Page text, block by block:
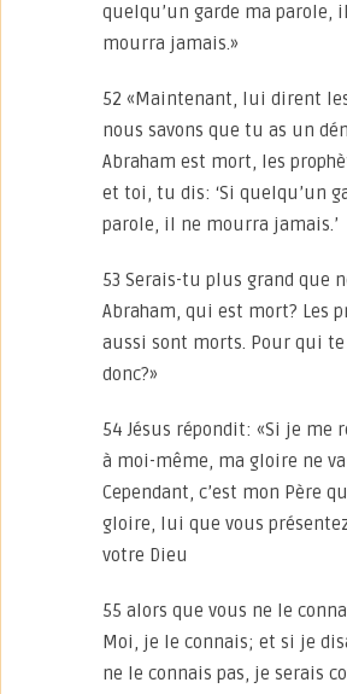
quelqu’un garde ma parole,
mourra jamais.»
52 «Maintenant, lui dirent
nous savons que tu as un
Abraham est mort, les
et toi, tu dis: ‘Si quelqu’un
parole, il ne mourra jamais.’
53 Serais-tu plus grand que
Abraham, qui est mort? Les
aussi sont morts. Pour qui
donc?»
54 Jésus répondit: «Si je me
à moi-même, ma gloire ne
Cependant, c’est mon Père
gloire, lui que vous
votre Dieu
55 alors que vous ne le
Moi, je le connais; et si je
ne le connais pas, je serais